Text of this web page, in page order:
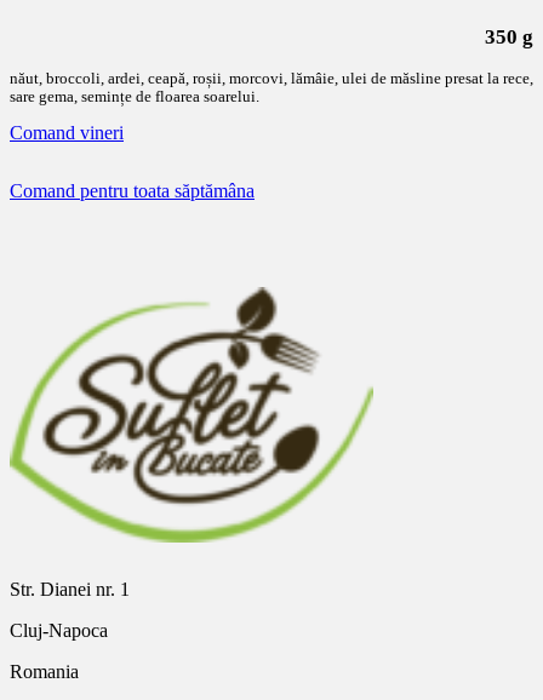
350 g
năut, broccoli, ardei, ceapă, roșii, morcovi, lămâie, ulei de măsline presat la rece,
sare gema, semințe de floarea soarelui.
Comand vineri
Comand pentru toata săptămâna
Str. Dianei nr. 1
Cluj-Napoca
Romania